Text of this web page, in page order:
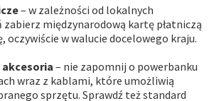
– w zależności od lokalnych
zabierz międzynarodową kartę płatniczą
oczywiście w walucie docelowego kraju.
– nie zapomnij o powerbanku
wraz z kablami, które umożliwią
sprzętu. Sprawdź też standard